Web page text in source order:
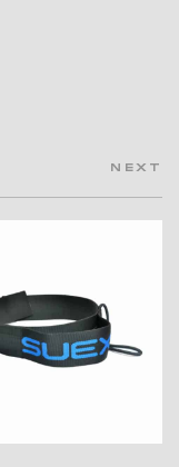
NEXT